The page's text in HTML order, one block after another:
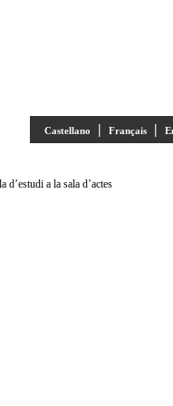
Castellano | Français |
d’estudi a la sala d’actes